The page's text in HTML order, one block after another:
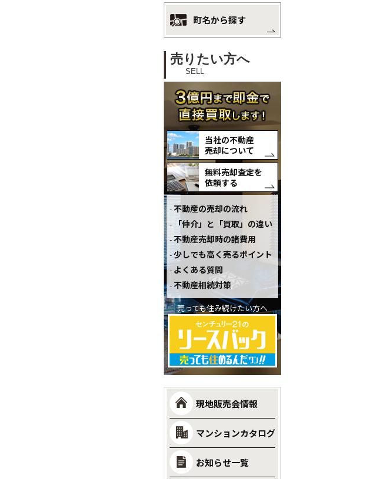
町名から探す
売りたい方へ
SELL
当社の不動産
売却について
無料売却査定を
依頼する
不動産の売却の流れ
「仲介」と「買取」の違い
不動産売却時の諸費用
少しでも高く売るポイント
よくある質問
不動産相続対策
売っても住み続けたい方へ
現地販売会情報
マンションカタログ
お知らせ一覧